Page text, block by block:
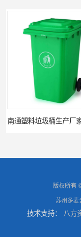
版权所有
苏州多麦
技术支持： 八方